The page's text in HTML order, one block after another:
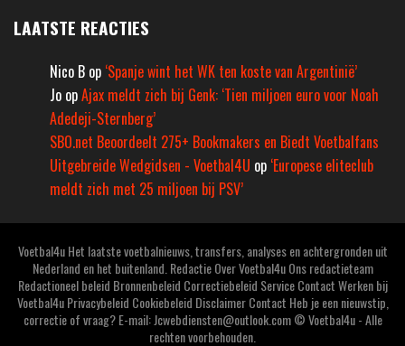
LAATSTE REACTIES
Nico B op ‘Spanje wint het WK ten koste van Argentinië’
Jo opAjax meldt zich bij Genk: ‘Tien miljoen euro voor Noah
Adedeji-Sternberg’
SBO.net Beoordeelt 275+ Bookmakers en Biedt Voetbalfans
Uitgebreide Wedgidsen - Voetbal4U op ‘Europese eliteclub
meldt zich met 25 miljoen bij PSV’
Voetbal4u Het laatste voetbalnieuws, transfers, analyses en achtergronden uit
Nederland en het buitenland. Redactie Over Voetbal4u Ons redactieteam
Redactioneel beleid Bronnenbeleid Correctiebeleid Service Contact Werken bij
Voetbal4u Privacybeleid Cookiebeleid Disclaimer Contact Heb je een nieuwstip,
correctie of vraag? E-mail: Jcwebdiensten@outlook.com © Voetbal4u - Alle
rechten voorbehouden.